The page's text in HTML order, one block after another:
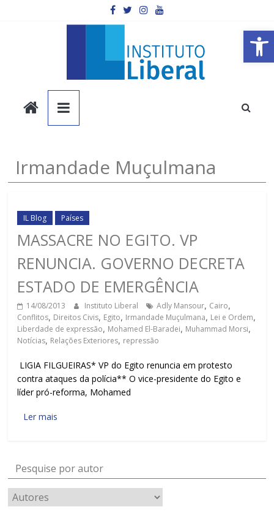
Barra de Ferramentas Aberta
Instituto
Liberal
é
mais
importante
da
sociedade.
Irmandade Muçulmana
IL Blog Países
MASSACRE NO EGITO. VP
RENUNCIA. GOVERNO DECRETA
ESTADO DE EMERGÊNCIA
14/08/2013 Instituto Liberal Adly Mansour, Cairo,
Conflitos, Direitos Civis, Egito, Irmandade Muçulmana, Lei e Ordem,
Liberdade de expressão, Mohamed El-Baradei, Muhammad Morsi,
Notícias, Relações Exteriores, repressão
LIGIA FILGUEIRAS* VP do Egito renuncia em protesto
contra ataques da polícia** O vice-presidente do Egito e
líder pró-reforma, Mohamed
Ler mais
Pesquise por autor